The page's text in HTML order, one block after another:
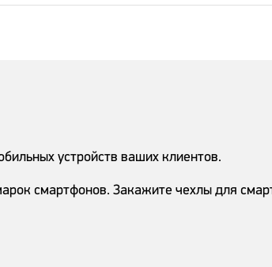
устройств ваших клиентов.
смартфонов. Закажите чехлы для